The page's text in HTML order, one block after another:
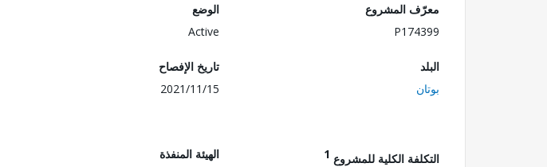
معرّف المشروع
P174399
الوضع
Active
البلد
بوتان
تاريخ الإفصاح
2021/11/15
التكلفة الكلية للمشروع 1
الهيئة المنفذة